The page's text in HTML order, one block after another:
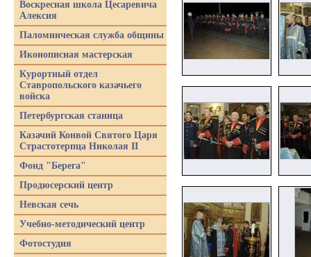
Воскресная школа Цесаревича
Алексия
Паломническая служба общины
Иконописная мастерская
Курортный отдел
Ставропольского казачьего
войска
Петербургская станица
Казачий Конвой Святого Царя
Страстотерпца Николая II
Фонд "Берега"
Продюсерский центр
Невская сечь
Учебно-методический центр
Фотостудия